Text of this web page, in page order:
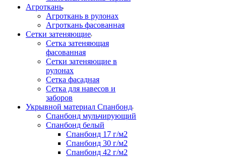
Агроткань
Агроткань в рулонах
Агроткань фасованная
Сетки затеняющие
Сетка затеняющая
фасованная
Сетки затеняющие в
рулонах
Сетка фасадная
Сетка для навесов и
заборов
Укрывной материал Спанбонд
Спанбонд мульчирующий
Спанбонд белый
Спанбонд 17 г/м2
Спанбонд 30 г/м2
Спанбонд 42 г/м2